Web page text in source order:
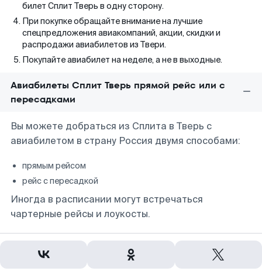
билет Сплит Тверь в одну сторону.
При покупке обращайте внимание на лучшие
спецпредложения авиакомпаний, акции, скидки и
распродажи авиабилетов из Твери.
Покупайте авиабилет на неделе, а не в выходные.
Авиабилеты Сплит Тверь прямой рейс или с
пересадками
Вы можете добраться из Сплита в Тверь с
авиабилетом в страну Россия двумя способами:
прямым рейсом
рейс с пересадкой
Иногда в расписании могут встречаться
чартерные рейсы и лоукосты.